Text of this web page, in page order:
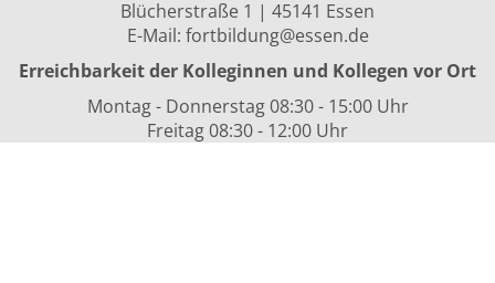
Blücherstraße 1 | 45141 Essen
E-Mail: fortbildung@essen.de
Erreichbarkeit der Kolleginnen und Kollegen vor Ort
Montag - Donnerstag 08:30 - 15:00 Uhr
Freitag 08:30 - 12:00 Uhr